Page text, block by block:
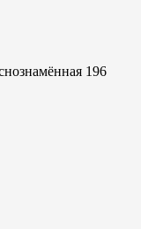
196